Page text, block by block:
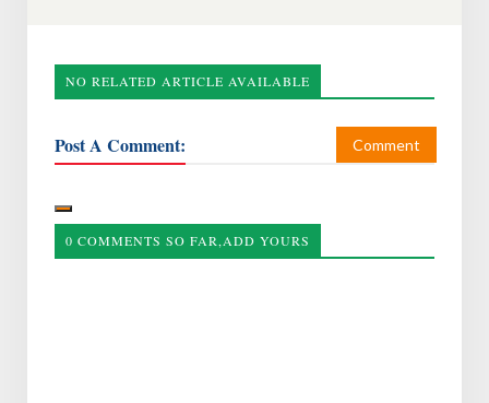
NO RELATED ARTICLE AVAILABLE
Post A Comment: Comment
0 COMMENTS SO FAR,ADD YOURS